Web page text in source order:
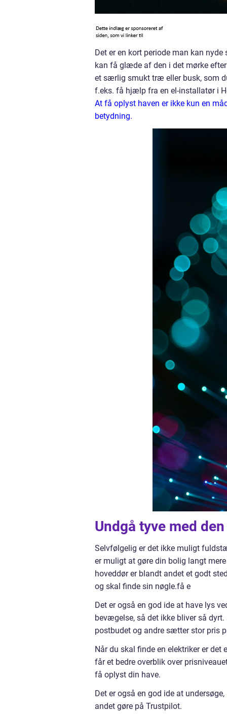
Det er en kort periode man kan
kan få glæde af den i det mørke
et særlig smukt træ eller busk, som
f.eks. få hjælp fra en el-installatør i
At få oplyst haven er ikke kun en
betydning.
Undgå tyve med
Selvfølgelig er det ikke muligt
er muligt at gøre din bolig langt
hoveddør er blandt andet et godt
og skal finde sin nøgle.få e
Det er også en god ide at have lys
bevægelse, så det ikke bliver så
postbudet og andre sætter stor pris
Når du skal finde en elektriker er det
får et bedre overblik over
få oplyst din have.
Det er også en god ide at
andet gøre på Trustpilot.